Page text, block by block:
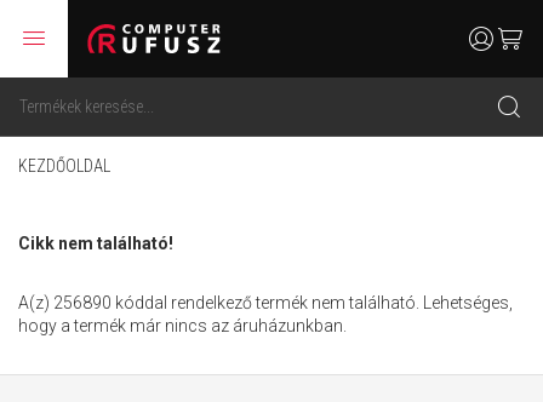
menu
search
usercart
KEZDŐOLDAL
Cikk nem található!
A(z) 256890 kóddal rendelkező termék nem található. Lehetséges,
hogy a termék már nincs az áruházunkban.